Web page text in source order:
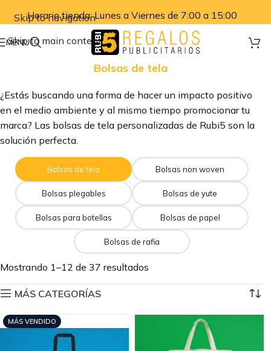
Skip to navigation
Skip to main content
Horario tienda: Lunes a Viernes de 7:00 a 15:00
MENU
Bolsas de tela
¿Estás buscando una forma de hacer un impacto positivo
en el medio ambiente y al mismo tiempo promocionar tu
marca? Las bolsas de tela personalizadas de Rubi5 son la
solución perfecta.
Bolsas de tela Bolsas non woven
Bolsas plegables Bolsas de yute
Bolsas para botellas Bolsas de papel
Bolsas de rafia
Mostrando 1–12 de 37 resultados
MÁS CATEGORÍAS
MÁS VENDIDO